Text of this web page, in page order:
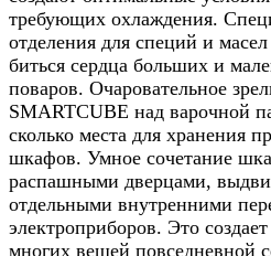
требующих охлаждения.
отделения для специй и
биться сердца больших и
поваров. Очаровательное
SMARTCUBE над варочной
сколько места для хранения
шкафов. Умное сочетание
распашными дверцами,
отдельными внутренними
электроприборов. Это
многих вещей повседневной